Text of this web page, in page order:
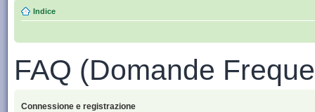
Indice
FAQ (Domande
Connessione e registrazione